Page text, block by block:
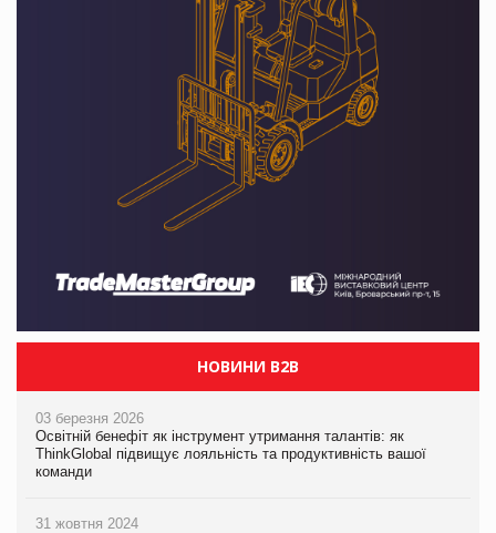
НОВИНИ B2B
03 березня 2026
Освітній бенефіт як інструмент утримання талантів: як
ThinkGlobal підвищує лояльність та продуктивність вашої
команди
31 жовтня 2024